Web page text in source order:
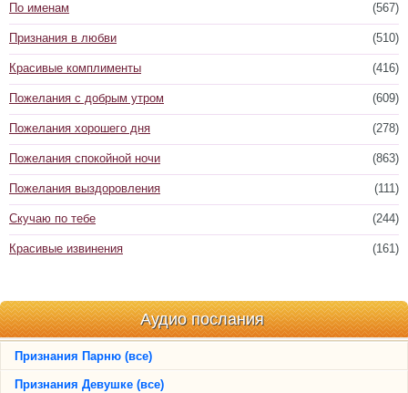
(567)
По именам
(510)
Признания в любви
(416)
Красивые комплименты
(609)
Пожелания с добрым утром
(278)
Пожелания хорошего дня
(863)
Пожелания спокойной ночи
(111)
Пожелания выздоровления
(244)
Скучаю по тебе
(161)
Красивые извинения
Аудио послания
Признания Парню (все)
Признания Девушке (все)